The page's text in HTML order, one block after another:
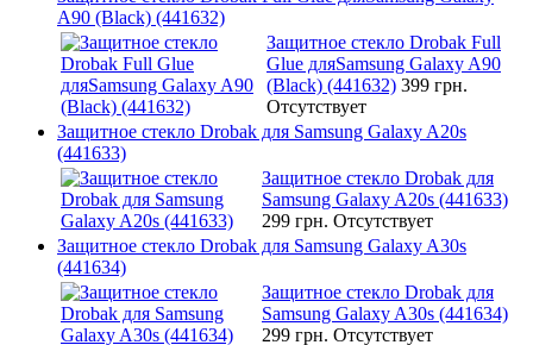
A90 (Black) (441632)
Защитное стекло Drobak Full
Glue дляSamsung Galaxy A90
(Black) (441632) 399 грн.
Отсутствует
Защитное стекло Drobak для Samsung Galaxy A20s
(441633)
Защитное стекло Drobak для
Samsung Galaxy A20s (441633)
299 грн. Отсутствует
Защитное стекло Drobak для Samsung Galaxy A30s
(441634)
Защитное стекло Drobak для
Samsung Galaxy A30s (441634)
299 грн. Отсутствует